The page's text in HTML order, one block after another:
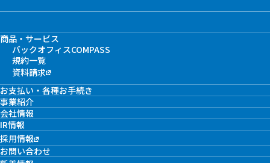
商品・サービス
バックオフィスCOMPASS
規約一覧
資料請求
お支払い・各種お手続き
事業紹介
会社情報
IR情報
採用情報
お問い合わせ